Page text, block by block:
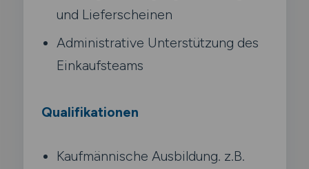
und Lieferscheinen
Administrative Unterstützung des
Einkaufsteams
Qualifikationen
Kaufmännische Ausbildung. z.B.